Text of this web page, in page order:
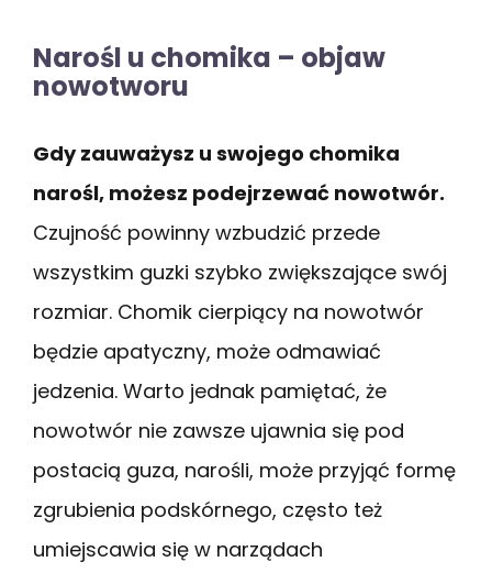
Narośl u chomika – objaw
nowotworu
Gdy zauważysz u swojego chomika
narośl, możesz podejrzewać nowotwór.
Czujność powinny wzbudzić przede
wszystkim guzki szybko zwiększające swój
rozmiar. Chomik cierpiący na nowotwór
będzie apatyczny, może odmawiać
jedzenia. Warto jednak pamiętać, że
nowotwór nie zawsze ujawnia się pod
postacią guza, narośli, może przyjąć formę
zgrubienia podskórnego, często też
umiejscawia się w narządach